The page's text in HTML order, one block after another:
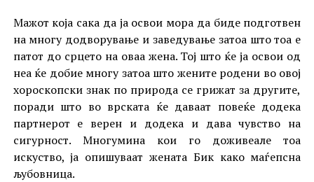
Мажот која сака да ја освои мора да биде подготвен
на многу додворување и заведување затоа што тоа е
патот до срцето на оваа жена. Тој што ќе ја освои од
неа ќе добие многу затоа што жените родени во овој
хороскопски знак по природа се грижат за другите,
поради што во врската ќе даваат повеќе додека
партнерот е верен и додека и дава чувство на
сигурност. Многумина кои го доживеале тоа
искуство, ја опишуваат жената Бик како маѓепсна
љубовница.